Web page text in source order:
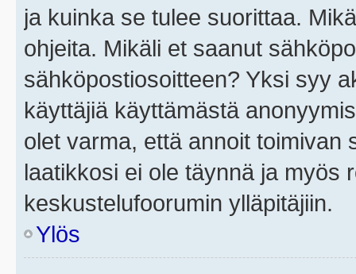
ja kuinka se tulee suorittaa.
ohjeita. Mikäli et saanut
sähköpostiosoitteen? Yksi syy
käyttäjiä käyttämästä
olet varma, että annoit toimivan
laatikkosi ei ole täynnä ja myös
keskustelufoorumin ylläpitäjiin.
Ylös